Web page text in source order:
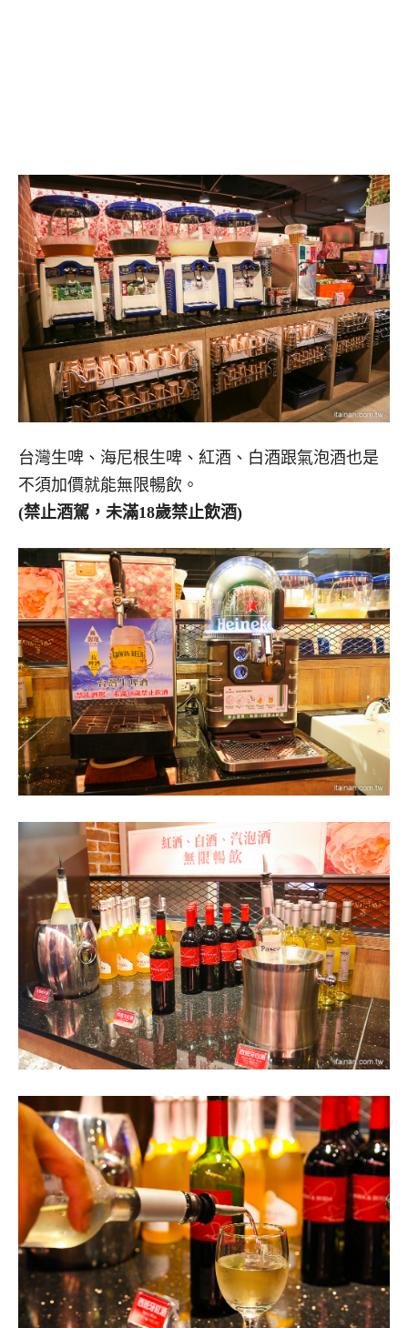
台灣生啤、海尼根生啤、紅酒、白酒跟氣泡酒也是
不須加價就能無限暢飲。
(禁止酒駕，未滿18歲禁止飲酒)